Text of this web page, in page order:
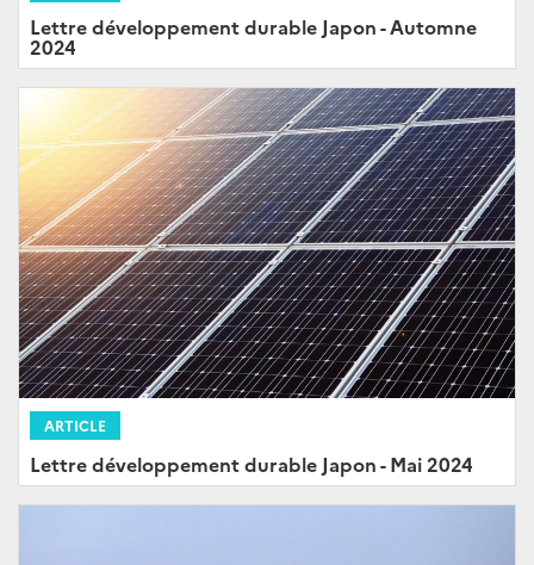
Lettre développement durable Japon - Automne
2024
ARTICLE
Lettre développement durable Japon - Mai 2024